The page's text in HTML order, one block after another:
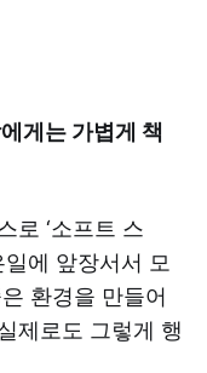
게는 가볍게 책
로 ‘소프트 스
에 앞장서서 모
환경을 만들어
제로도 그렇게 행